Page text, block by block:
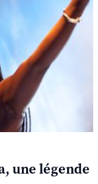
une légende